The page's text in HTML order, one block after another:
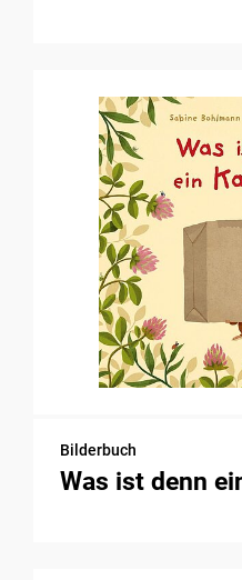
Bilderbuch
Was ist denn